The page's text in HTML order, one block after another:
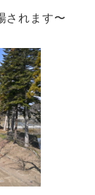
れます〜